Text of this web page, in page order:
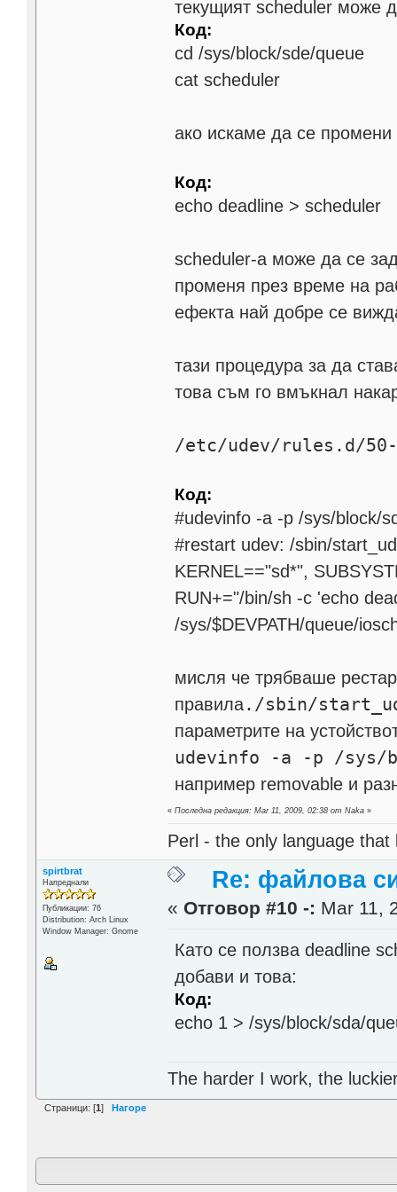
текущият scheduler може
Код:
cd /sys/block/sde/queue
cat scheduler
ако искаме да се промени
Код:
echo deadline > scheduler
scheduler-а може да се
променя през време на
ефекта най добре се
тази процедура за да
това съм го вмъкнал
/etc/udev/rules.d/
Код:
#udevinfo -a -p /sys/block/
#restart udev: /sbin/
KERNEL=="sd*",
RUN+="/bin/sh -c 'echo
/sys/$DEVPATH/queue/
мисля че трябваше
правила./sbin/
параметрите на
udevinfo -a -p /sys/
например removable и
«Последна редакция: Mar 11, 2009, 02:38 от Naka »
Perl - the only language
spirtbrat
Напреднали
Публикации: 76
Distribution: Arch Linux
Window Manager: Gnome
Re: файлова
« Отговор #10 -: Mar 11,
Като се ползва deadline
добави и това:
Код:
echo 1 > /sys/block/sda/
The harder I work, the
Страници: [1] Нагоре